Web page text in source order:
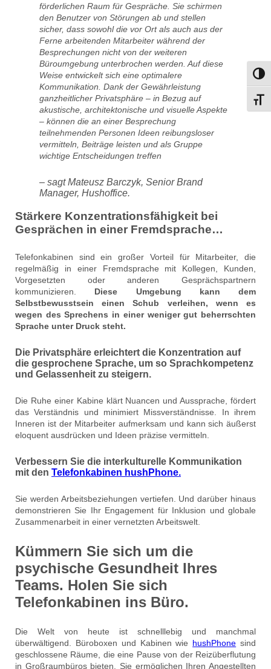
förderlichen Raum für Gespräche. Sie schirmen
den Benutzer von Störungen ab und stellen
sicher, dass sowohl die vor Ort als auch aus der
Ferne arbeitenden Mitarbeiter während der
Besprechungen nicht von der weiteren
Büroumgebung unterbrochen werden. Auf diese
Weise entwickelt sich eine optimalere
Kommunikation. Dank der Gewährleistung
ganzheitlicher Privatsphäre – in Bezug auf
akustische, architektonische und visuelle Aspekte
– können die an einer Besprechung
teilnehmenden Personen Ideen reibungsloser
vermitteln, Beiträge leisten und als Gruppe
wichtige Entscheidungen treffen
– sagt Mateusz Barczyk, Senior Brand
Manager, Hushoffice.
Stärkere Konzentrationsfähigkeit bei
Gesprächen in einer Fremdsprache…
Telefonkabinen sind ein großer Vorteil für Mitarbeiter, die
regelmäßig in einer Fremdsprache mit Kollegen, Kunden,
Vorgesetzten oder anderen Gesprächspartnern
kommunizieren. Diese Umgebung kann dem
Selbstbewusstsein einen Schub verleihen, wenn es
wegen des Sprechens in einer weniger gut beherrschten
Sprache unter Druck steht.
Die Privatsphäre erleichtert die Konzentration auf
die gesprochene Sprache, um so Sprachkompetenz
und Gelassenheit zu steigern.
Die Ruhe einer Kabine klärt Nuancen und Aussprache, fördert
das Verständnis und minimiert Missverständnisse. In ihrem
Inneren ist der Mitarbeiter aufmerksam und kann sich äußerst
eloquent ausdrücken und Ideen präzise vermitteln.
Verbessern Sie die interkulturelle Kommunikation
mit den Telefonkabinen hushPhone.
Sie werden Arbeitsbeziehungen vertiefen. Und darüber hinaus
demonstrieren Sie Ihr Engagement für Inklusion und globale
Zusammenarbeit in einer vernetzten Arbeitswelt.
Kümmern Sie sich um die
psychische Gesundheit Ihres
Teams. Holen Sie sich
Telefonkabinen ins Büro.
Die Welt von heute ist schnelllebig und manchmal
überwältigend. Büroboxen und Kabinen wie hushPhone sind
geschlossene Räume, die eine Pause von der Reizüberflutung
in Großraumbüros bieten. Sie ermöglichen Ihren Angestellten